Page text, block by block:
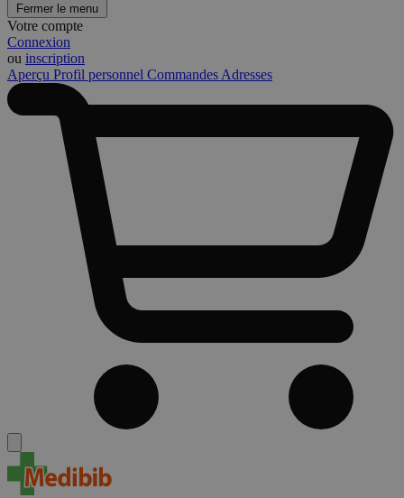
Fermer le menu
Votre compte
Connexion
ou inscription
Aperçu Profil personnel Commandes Adresses